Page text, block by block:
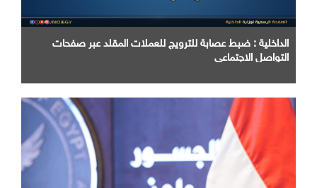
الداخلية : ضبط عصابة للترويج للعملات المقلد عبر صفحات
التواصل الاجتماعي